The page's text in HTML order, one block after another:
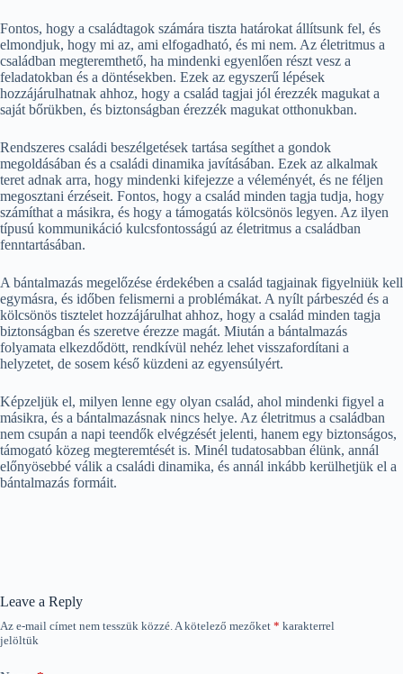
Fontos, hogy a családtagok számára tiszta határokat állítsunk fel, és
elmondjuk, hogy mi az, ami elfogadható, és mi nem. Az életritmus a
családban megteremthető, ha mindenki egyenlően részt vesz a
feladatokban és a döntésekben. Ezek az egyszerű lépések
hozzájárulhatnak ahhoz, hogy a család tagjai jól érezzék magukat a
saját bőrükben, és biztonságban érezzék magukat otthonukban.
Rendszeres családi beszélgetések tartása segíthet a gondok
megoldásában és a családi dinamika javításában. Ezek az alkalmak
teret adnak arra, hogy mindenki kifejezze a véleményét, és ne féljen
megosztani érzéseit. Fontos, hogy a család minden tagja tudja, hogy
számíthat a másikra, és hogy a támogatás kölcsönös legyen. Az ilyen
típusú kommunikáció kulcsfontosságú az életritmus a családban
fenntartásában.
A bántalmazás megelőzése érdekében a család tagjainak figyelniük kell
egymásra, és időben felismerni a problémákat. A nyílt párbeszéd és a
kölcsönös tisztelet hozzájárulhat ahhoz, hogy a család minden tagja
biztonságban és szeretve érezze magát. Miután a bántalmazás
folyamata elkezdődött, rendkívül nehéz lehet visszafordítani a
helyzetet, de sosem késő küzdeni az egyensúlyért.
Képzeljük el, milyen lenne egy olyan család, ahol mindenki figyel a
másikra, és a bántalmazásnak nincs helye. Az életritmus a családban
nem csupán a napi teendők elvégzését jelenti, hanem egy biztonságos,
támogató közeg megteremtését is. Minél tudatosabban élünk, annál
előnyösebbé válik a családi dinamika, és annál inkább kerülhetjük el a
bántalmazás formáit.
Leave a Reply
Az e-mail címet nem tesszük közzé.A kötelező mezőket * karakterrel
jelöltük